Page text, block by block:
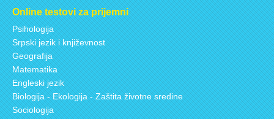
Online testovi za prijemni
Psihologija
Srpski jezik i književnost
Geografija
Matematika
Engleski jezik
Biologija - Ekologija - Zaštita životne sredine
Sociologija